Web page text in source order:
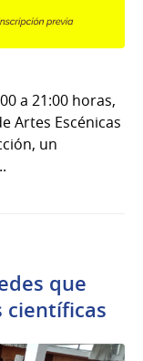
a 21:00 horas,
Artes Escénicas
un
que
científicas